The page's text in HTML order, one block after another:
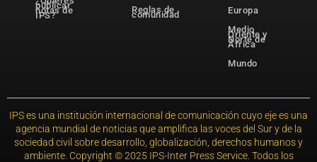
publicar
notas de
IPS?
Reglas de
comunidad
Europa
Medio
Oriente y
Norte de
África
Mundo
IPS es una institución internacional de comunicación cuyo eje es una
agencia mundial de noticias que amplifica las voces del Sur y de la
sociedad civil sobre desarrollo, globalización, derechos humanos y
ambiente. Copyright © 2025 IPS-Inter Press Service. Todos los